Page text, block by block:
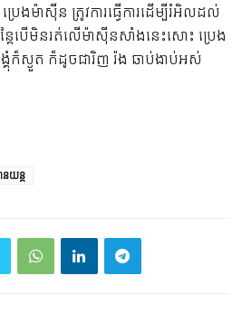
េងម៉ាស៊ីន ត្រូវការធ្វើការដើម្បីរំអិលដល់
តែបើមិនរត់លើម៉ាស៊ីនសាំងនេះសោះ ប្រេង
ក៏ស្ងួត ក៏ដូចជារិញ រ៉ង ឆាប់ងាប់អស់
យន្ត